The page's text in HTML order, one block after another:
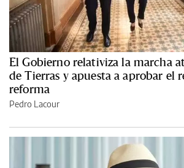
El Gobierno relativiza la marcha
de Tierras y apuesta a aprobar el
reforma
Pedro Lacour